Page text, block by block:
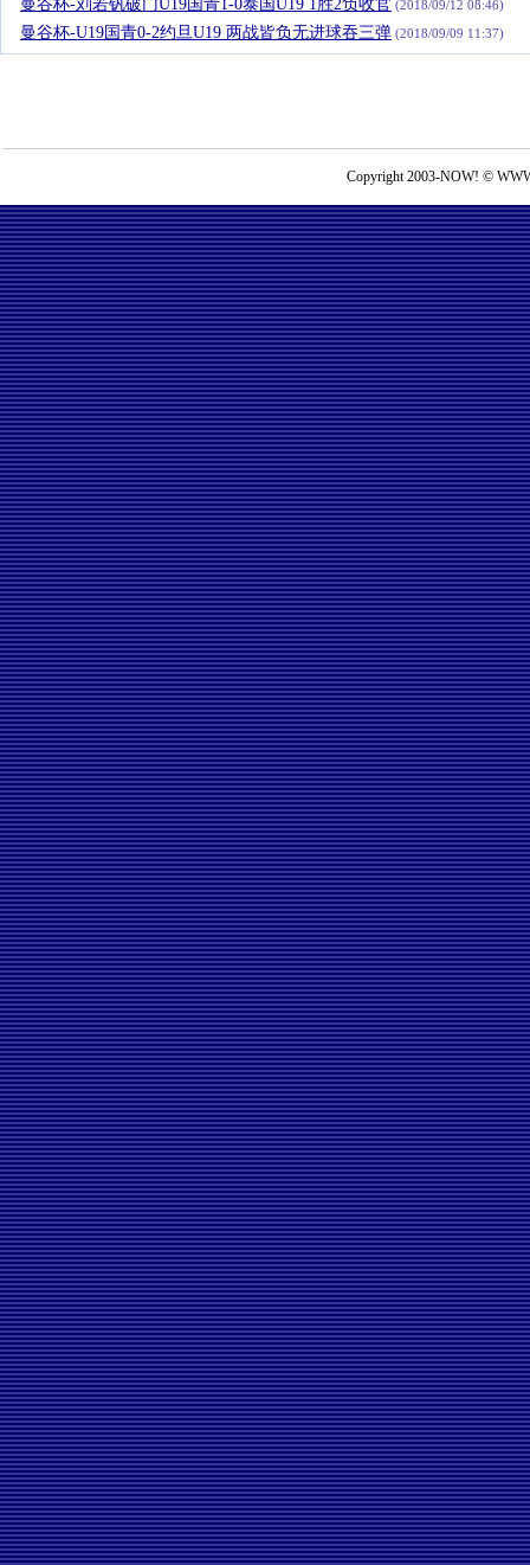
曼谷杯-刘若钒破门U19国青1-0泰国U19 1胜2负收官 (2018/09/12 08:46)
曼谷杯-U19国青0-2约旦U19 两战皆负无进球吞三弹 (2018/09/09 11:37)
Copyright 2003-NOW! ©